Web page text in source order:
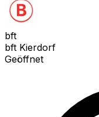
bft
bft Kierdorf
Geöffnet